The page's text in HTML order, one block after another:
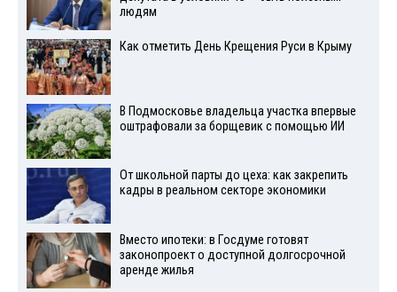
людям
Как отметить День Крещения Руси в Крыму
В Подмосковье владельца участка впервые
оштрафовали за борщевик с помощью ИИ
От школьной парты до цеха: как закрепить
кадры в реальном секторе экономики
Вместо ипотеки: в Госдуме готовят
законопроект о доступной долгосрочной
аренде жилья